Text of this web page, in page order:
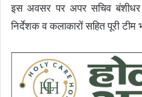
इस अवसर पर अपर सचिव बंशीधर
निर्देशक व कलाकारों सहित पूरी टीम